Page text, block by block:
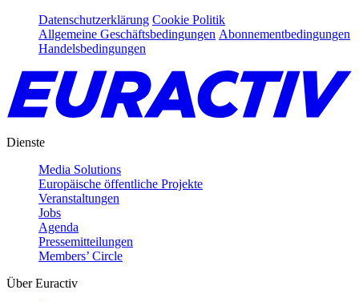
Datenschutzerklärung Cookie Politik
Allgemeine Geschäftsbedingungen Abonnementbedingungen
Handelsbedingungen
Dienste
Media Solutions
Europäische öffentliche Projekte
Veranstaltungen
Jobs
Agenda
Pressemitteilungen
Members’ Circle
Über Euractiv